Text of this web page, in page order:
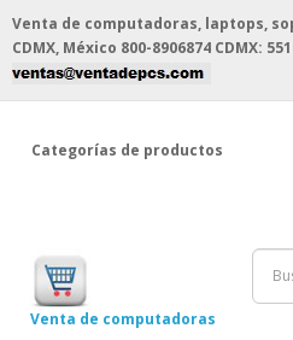
Venta de computadoras, laptops,
CDMX, México 800-8906874 CDMX:
Categorías de productos
Venta de computadoras